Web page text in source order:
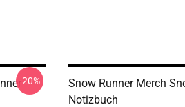
-20%
Snow Runner Merch
Notizbuch